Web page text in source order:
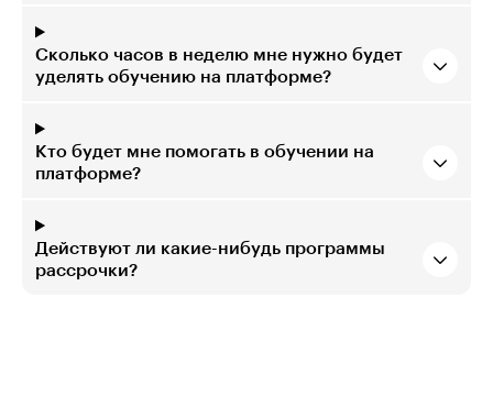
Сколько часов в неделю мне нужно будет
уделять обучению на платформе?
Кто будет мне помогать в обучении на
платформе?
Действуют ли какие-нибудь программы
рассрочки?